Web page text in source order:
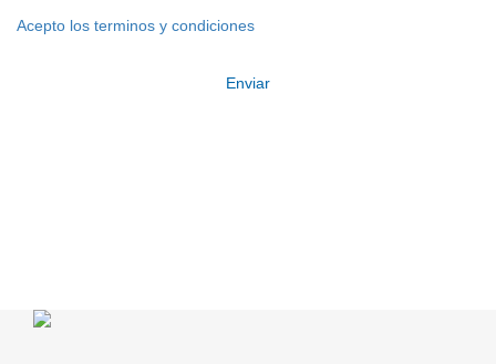
Acepto los terminos y condiciones